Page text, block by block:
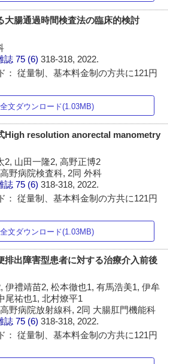
大腸通過時間検査法の臨床的検討
誌 75 (6)318-318, 2022.
： 従量制、基本料金制の方共に121円
全文ダウンロード(1.03MB)
High resolution anorectal manometry
2, 山田一隆2, 高野正博2
野病院検査科, 2同 外科
誌 75 (6)318-318, 2022.
： 従量制、基本料金制の方共に121円
全文ダウンロード(1.03MB)
排出障害型患者に対する治療介入前後
伊禮靖苗2, 松本徹也1, 有馬浩美1, 伊牟
尾祐也1, 北村燎平1
野病院放射線科, 2同 大腸肛門機能科
誌 75 (6)318-318, 2022.
： 従量制、基本料金制の方共に121円